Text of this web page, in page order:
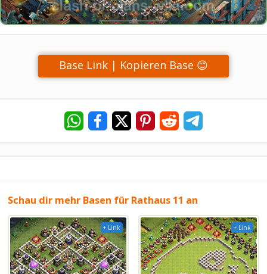
Base Link | Kopieren Base 😊
Schau dir mehr Basen für Rathaus 11 an
+ Link + Link